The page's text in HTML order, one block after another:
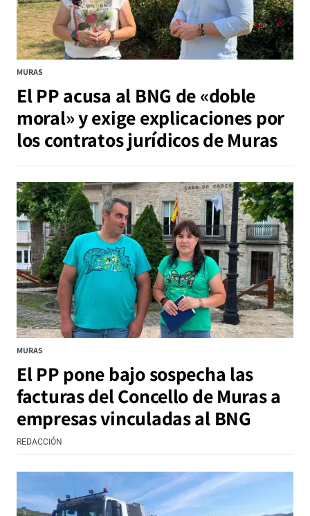
MURAS
El PP acusa al BNG de «doble
moral» y exige explicaciones por
los contratos jurídicos de Muras
MURAS
El PP pone bajo sospecha las
facturas del Concello de Muras a
empresas vinculadas al BNG
REDACCIÓN